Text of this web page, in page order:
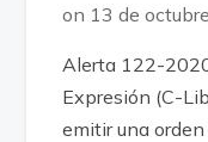
on 13 de
Alerta 122-
Expresión (C-
emitir una